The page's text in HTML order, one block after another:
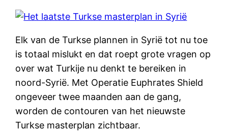
Elk van de Turkse plannen in Syrië tot nu toe
is totaal mislukt en dat roept grote vragen op
over wat Turkije nu denkt te bereiken in
noord-Syrië. Met Operatie Euphrates Shield
ongeveer twee maanden aan de gang,
worden de contouren van het nieuwste
Turkse masterplan zichtbaar.